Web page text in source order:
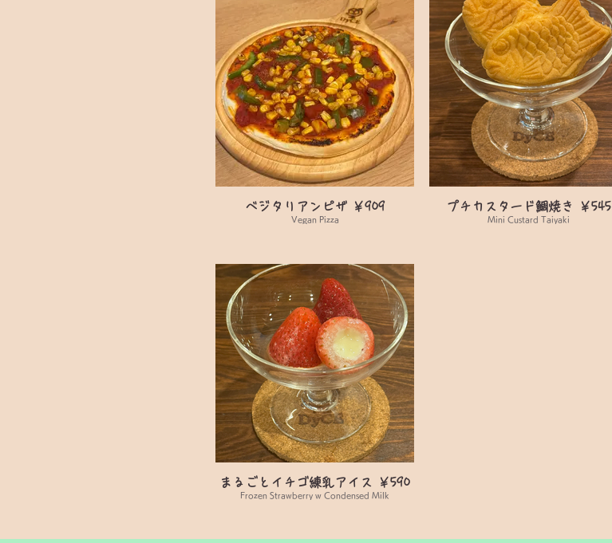
ベジタリアンピザ ￥909
Vegan Pizza
プチカスタード鯛焼き ￥545
Mini Custard Taiyaki
まるごとイチゴ練乳アイス ￥590
Frozen Strawberry w Condensed Milk